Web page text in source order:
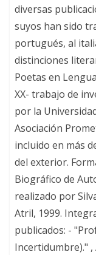
diversas
suyos han sido
portugués, al
distinciones
Poetas en
XX- trabajo de
por la
Asociación
incluido en más
del exterior.
Biográfico de
realizado por
Atril, 1999.
publicados: -
Incertidumbre)." ,